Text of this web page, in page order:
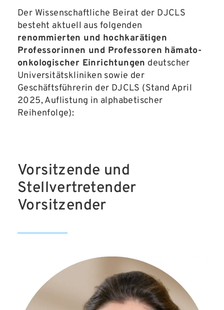
Der Wissenschaftliche Beirat der DJCLS
besteht aktuell aus folgenden
renommierten und hochkarätigen
Professorinnen und Professoren hämato-
onkologischer Einrichtungen deutscher
Universitätskliniken sowie der
Geschäftsführerin der DJCLS (Stand April
2025, Auflistung in alphabetischer
Reihenfolge):
Vorsitzende und
Stellvertretender
Vorsitzender​